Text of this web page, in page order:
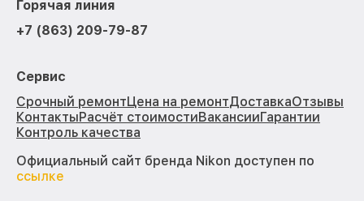
Горячая линия
+7 (863) 209-79-87
Сервис
Срочный ремонтЦена на ремонтДоставкаОтзывы
КонтактыРасчёт стоимостиВакансииГарантии
Контроль качества
Официальный сайт бренда Nikon доступен по
ссылке